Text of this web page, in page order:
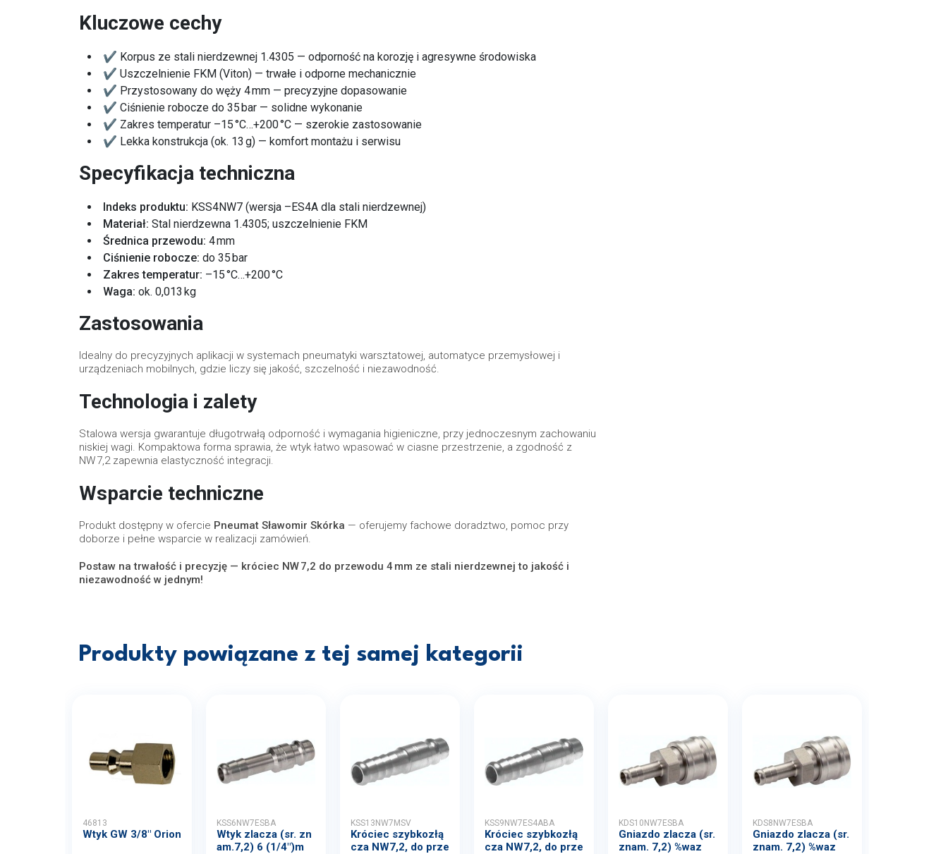
Kluczowe cechy
✔ Korpus ze stali nierdzewnej 1.4305 — odporność na korozję i agresywne środowiska
✔ Uszczelnienie FKM (Viton) — trwałe i odporne mechanicznie
✔ Przystosowany do węży 4 mm — precyzyjne dopasowanie
✔ Ciśnienie robocze do 35 bar — solidne wykonanie
✔ Zakres temperatur –15 °C…+200 °C — szerokie zastosowanie
✔ Lekka konstrukcja (ok. 13 g) — komfort montażu i serwisu
Specyfikacja techniczna
Indeks produktu: KSS4NW7 (wersja –ES4A dla stali nierdzewnej)
Materiał: Stal nierdzewna 1.4305; uszczelnienie FKM
Średnica przewodu: 4 mm
Ciśnienie robocze: do 35 bar
Zakres temperatur: –15 °C…+200 °C
Waga: ok. 0,013 kg
Zastosowania
Idealny do precyzyjnych aplikacji w systemach pneumatyki warsztatowej, automatyce przemysłowej i
urządzeniach mobilnych, gdzie liczy się jakość, szczelność i niezawodność.
Technologia i zalety
Stalowa wersja gwarantuje długotrwałą odporność i wymagania higieniczne, przy jednoczesnym zachowaniu
niskiej wagi. Kompaktowa forma sprawia, że wtyk łatwo wpasować w ciasne przestrzenie, a zgodność z
NW 7,2 zapewnia elastyczność integracji.
Wsparcie techniczne
Produkt dostępny w ofercie Pneumat Sławomir Skórka — oferujemy fachowe doradztwo, pomoc przy
doborze i pełne wsparcie w realizacji zamówień.
Postaw na trwałość i precyzję — króciec NW 7,2 do przewodu 4 mm ze stali nierdzewnej to jakość i
niezawodność w jednym!
Produkty powiązane z tej samej kategorii
46813
Wtyk GW 3/8" Orion
KSS6NW7ESBA
Wtyk zlacza (sr. zn
am.7,2) 6 (1/4")m
KSS13NW7MSV
Króciec szybkozłą
cza NW7,2, do prze
KSS9NW7ES4ABA
Króciec szybkozłą
cza NW7,2, do prze
KDS10NW7ESBA
Gniazdo zlacza (sr.
znam. 7,2) %waz
KDS8NW7ESBA
Gniazdo zlacza (sr.
znam. 7,2) %waz